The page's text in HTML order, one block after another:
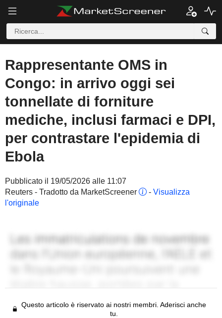
Rappresentante OMS in
Congo: in arrivo oggi sei
tonnellate di forniture
mediche, inclusi farmaci e DPI,
per contrastare l'epidemia di
Ebola
Pubblicato il 19/05/2026 alle 11:07
Reuters - Tradotto da MarketScreener
- Visualizza
l'originale
Questo articolo è riservato ai nostri membri. Aderisci anche
tu.